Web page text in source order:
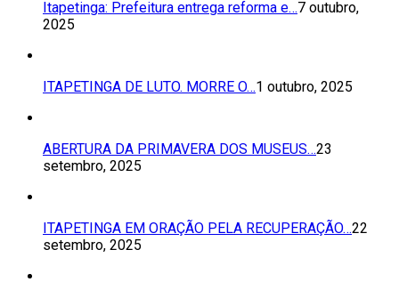
Itapetinga: Prefeitura entrega reforma e…7 outubro,
2025
ITAPETINGA DE LUTO. MORRE O…1 outubro, 2025
ABERTURA DA PRIMAVERA DOS MUSEUS…23
setembro, 2025
ITAPETINGA EM ORAÇÃO PELA RECUPERAÇÃO…22
setembro, 2025